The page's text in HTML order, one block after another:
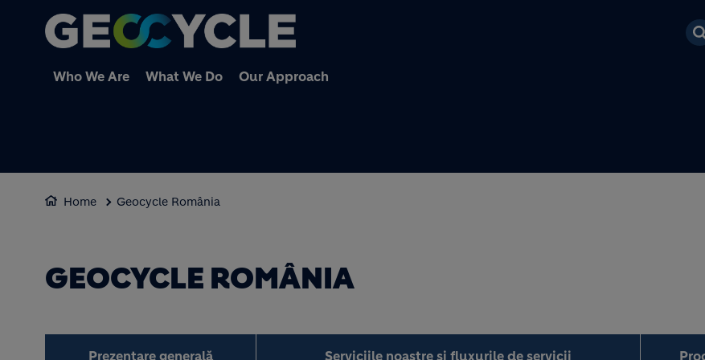
Mergi la conţinutul
Who We Are What We Do Our Approach
Home Geocycle România
GEOCYCLE ROMÂNIA
Prezentare generală Serviciile noastre şi fluxurile de servicii